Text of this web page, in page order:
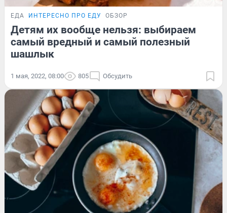
ЕДА ИНТЕРЕСНО ПРО ЕДУ ОБЗОР
Детям их вообще нельзя: выбираем
самый вредный и самый полезный
шашлык
1 мая, 2022, 08:00 805 Обсудить